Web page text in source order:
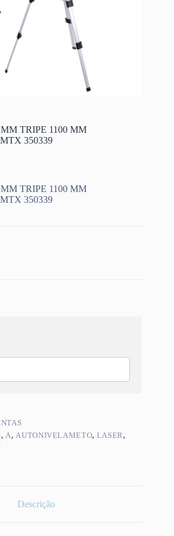
TRIPE 1100 MM
350339
TRIPE 1100 MM
350339
,A,AUTONIVELAMETO, LASER,
Descrição